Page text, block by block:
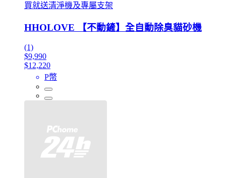
買就送清淨機及專屬支架
HHOLOVE 【不動鏟】全自動除臭貓砂機
(1)
$9,990
$12,220
P幣